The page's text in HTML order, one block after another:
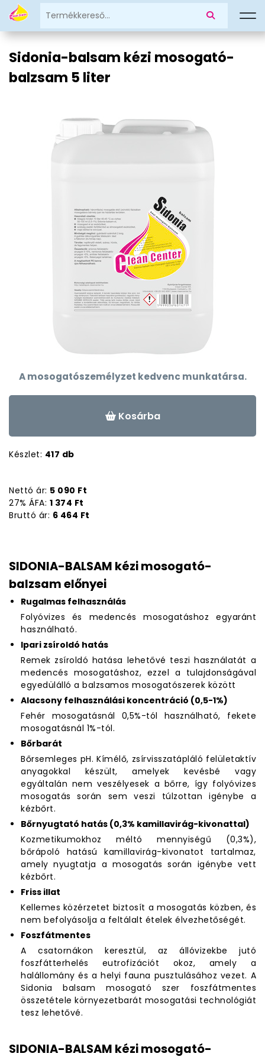
Sidonia-balsam kézi mosogató-
balzsam 5 liter
A mosogatószemélyzet kedvenc munkatársa.
Kosárba
Készlet: 417 db
Nettó ár: 5 090 Ft
27% ÁFA: 1 374 Ft
Bruttó ár: 6 464 Ft
SIDONIA-BALSAM kézi mosogató-
balzsam előnyei
Rugalmas felhasználás
Folyóvizes és medencés mosogatáshoz egyaránt
használható.
Ipari zsíroldó hatás
Remek zsíroldó hatása lehetővé teszi használatát a
medencés mosogatáshoz, ezzel a tulajdonságával
egyedülálló a balzsamos mosogatószerek között
Alacsony felhasználási koncentráció (0,5-1%)
Fehér mosogatásnál 0,5%-tól használható, fekete
mosogatásnál 1%-tól.
Bőrbarát
Bőrsemleges pH. Kímélő, zsírvisszatápláló felületaktív
anyagokkal készült, amelyek kevésbé vagy
egyáltalán nem veszélyesek a bőrre, így folyóvizes
mosogatás során sem veszi túlzottan igénybe a
kézbőrt.
Bőrnyugtató hatás (0,3% kamillavirág-kivonattal)
Kozmetikumokhoz méltó mennyiségű (0,3%),
bőrápoló hatású kamillavirág-kivonatot tartalmaz,
amely nyugtatja a mosogatás során igénybe vett
kézbőrt.
Friss illat
Kellemes közérzetet biztosít a mosogatás közben, és
nem befolyásolja a feltálalt ételek élvezhetőségét.
Foszfátmentes
A csatornákon keresztül, az állóvizekbe jutó
foszfátterhelés eutrofizációt okoz, amely a
halállomány és a helyi fauna pusztulásához vezet. A
Sidonia balsam mosogató szer foszfátmentes
összetétele környezetbarát mosogatási technológiát
tesz lehetővé.
SIDONIA-BALSAM kézi mosogató-